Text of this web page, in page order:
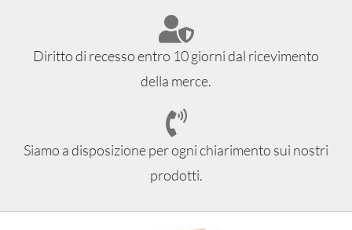
Diritto di recesso entro 10 giorni dal ricevimento
della merce.
Siamo a disposizione per ogni chiarimento sui nostri
prodotti.